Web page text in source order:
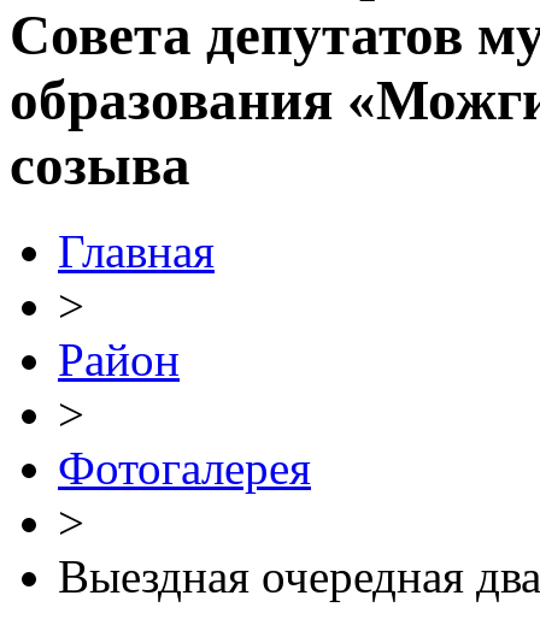
Совета депутатов
образования
созыва
Главная
>
Район
>
Фотогалерея
>
Выездная очередная